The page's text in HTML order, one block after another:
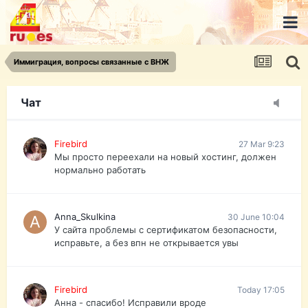
Иммиграция, вопросы связанные с ВНЖ
Чат
urist.dokument@gmail.com
https://pasport-ua.com/
Телеграмм @uristpassua
Firebird
Друзья - из России без VPN сайт и форум
Firebird 27 Mar 9:23
Мы просто переехали на новый хостинг, должен
нормально работать
Anna_Skulkina 30 June 10:04
У сайта проблемы с сертификатом безопасности,
исправьте, а без впн не открывается увы
Firebird Today 17:05
Анна - спасибо! Исправили вроде